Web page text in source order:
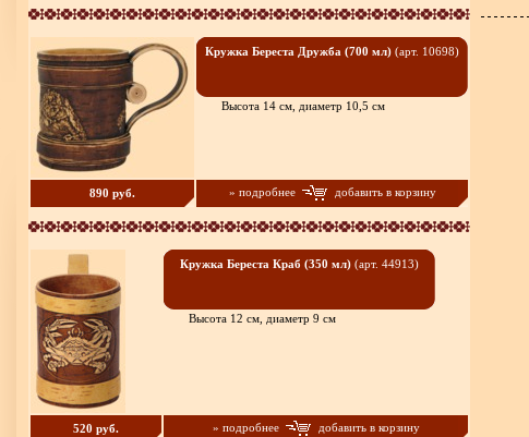
Кружка Береста Дружба (700 мл) (арт. 10698)
Высота 14 см, диаметр 10,5 см
890 руб. » подробнее добавить в корзину
Кружка Береста Краб (350 мл) (арт. 44913)
Высота 12 см, диаметр 9 см
520 руб. » подробнее добавить в корзину